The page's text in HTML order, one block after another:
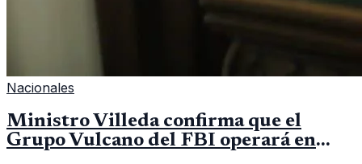
Nacionales
Ministro Villeda confirma que el
Grupo Vulcano del FBI operará en